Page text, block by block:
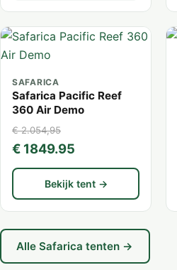
SAFARICA
Safarica Pacific Reef
360 Air Demo
€ 2.054,95
€ 1849.95
Bekijk tent →
Alle Safarica tenten →